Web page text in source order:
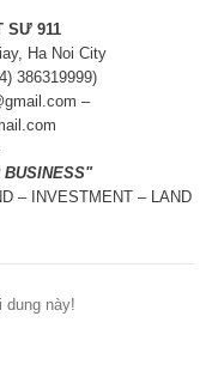
SƯ 911
Ha Noi City
386319999)
–
BUSINESS"
– INVESTMENT – LAND
dung này!